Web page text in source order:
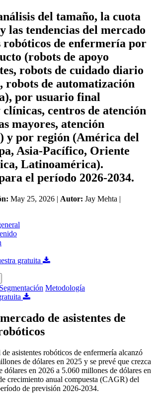
del tamaño, la cuota
las tendencias del mercado
robóticos de enfermería por
(robots de apoyo
robots de cuidado diario
robots de automatización
por usuario final
clínicas, centros de atención
mayores, atención
y por región (América del
Asia-Pacífico, Oriente
Latinoamérica).
el período 2026-2034.
May 25, 2026 | Autor: Jay Mehta |
gratuita
Segmentación Metodología
de asistentes de
asistentes robóticos de enfermería alcanzó
de dólares en 2025 y se prevé que crezca
dólares en 2026 a 5.060 millones de dólares en
crecimiento anual compuesta (CAGR) del
de previsión 2026-2034.